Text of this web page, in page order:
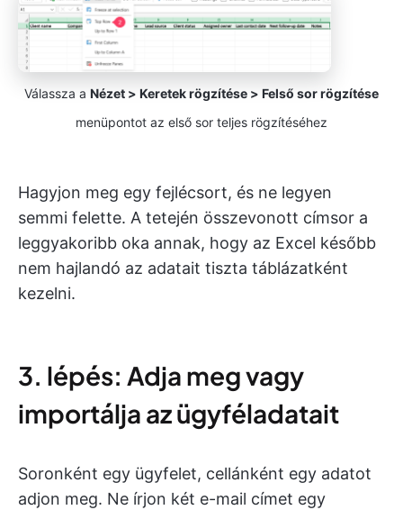
Válassza a Nézet > Keretek rögzítése > Felső sor rögzítése
menüpontot az első sor teljes rögzítéséhez
Hagyjon meg egy fejlécsort, és ne legyen
semmi felette. A tetején összevonott címsor a
leggyakoribb oka annak, hogy az Excel később
nem hajlandó az adatait tiszta táblázatként
kezelni.
3. lépés: Adja meg vagy
importálja az ügyféladatait
Soronként egy ügyfelet, cellánként egy adatot
adjon meg. Ne írjon két e-mail címet egy